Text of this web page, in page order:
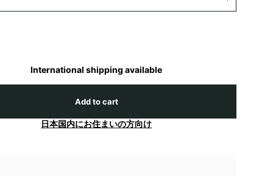
International shipping available
Add to cart
日本国内にお住まいの方向け